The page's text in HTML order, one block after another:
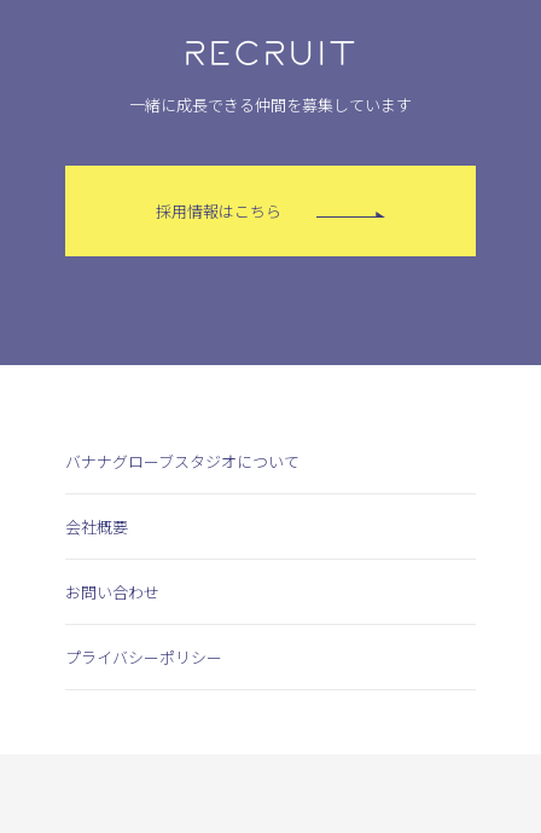
RECRUIT
一緒に成長できる仲間を募集しています
採用情報はこちら
バナナグローブスタジオについて
会社概要
お問い合わせ
プライバシーポリシー